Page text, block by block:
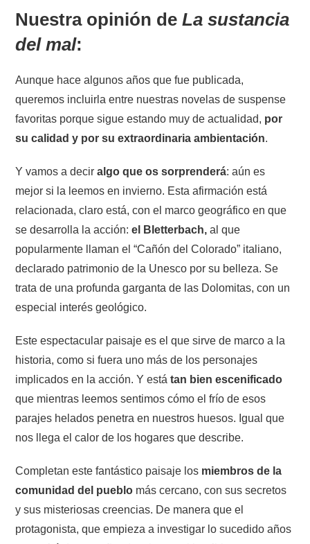
Nuestra opinión deLa sustancia
del mal:
Aunque hace algunos años que fue publicada,
queremos incluirla entre nuestras novelas de suspense
favoritas porque sigue estando muy de actualidad, por
su calidad y por su extraordinaria ambientación.
Y vamos a deciralgo que os sorprenderá: aún es
mejor si la leemos en invierno. Esta afirmación está
relacionada, claro está, con el marco geográfico en que
se desarrolla la acción:el Bletterbach,al que
popularmente llaman el “Cañón del Colorado” italiano,
declarado patrimonio de la Unesco por su belleza. Se
trata de una profunda garganta de las Dolomitas, con un
especial interés geológico.
Este espectacular paisaje es el que sirve de marco a la
historia, como si fuera uno más de los personajes
implicados en la acción. Y estátan bien escenificado
que mientras leemos sentimos cómo el frío de esos
parajes helados penetra en nuestros huesos. Igual que
nos llega el calor de los hogares que describe.
Completan este fantástico paisaje los miembros de la
comunidad del pueblo más cercano, con sus secretos
y sus misteriosas creencias. De manera que el
protagonista, que empieza a investigar lo sucedido años